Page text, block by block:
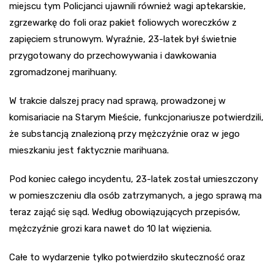
miejscu tym Policjanci ujawnili również wagi aptekarskie,
zgrzewarkę do foli oraz pakiet foliowych woreczków z
zapięciem strunowym. Wyraźnie, 23-latek był świetnie
przygotowany do przechowywania i dawkowania
zgromadzonej marihuany.
W trakcie dalszej pracy nad sprawą, prowadzonej w
komisariacie na Starym Mieście, funkcjonariusze potwierdzili,
że substancją znalezioną przy mężczyźnie oraz w jego
mieszkaniu jest faktycznie marihuana.
Pod koniec całego incydentu, 23-latek został umieszczony
w pomieszczeniu dla osób zatrzymanych, a jego sprawą ma
teraz zająć się sąd. Według obowiązujących przepisów,
mężczyźnie grozi kara nawet do 10 lat więzienia.
Całe to wydarzenie tylko potwierdziło skuteczność oraz